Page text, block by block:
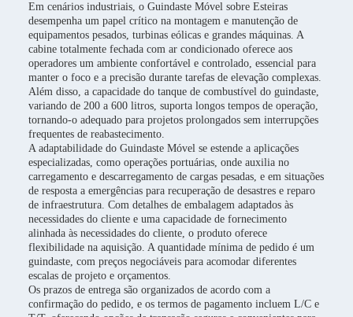
Em cenários industriais, o Guindaste Móvel sobre Esteiras
desempenha um papel crítico na montagem e manutenção de
equipamentos pesados, turbinas eólicas e grandes máquinas. A
cabine totalmente fechada com ar condicionado oferece aos
operadores um ambiente confortável e controlado, essencial para
manter o foco e a precisão durante tarefas de elevação complexas.
Além disso, a capacidade do tanque de combustível do guindaste,
variando de 200 a 600 litros, suporta longos tempos de operação,
tornando-o adequado para projetos prolongados sem interrupções
frequentes de reabastecimento.
A adaptabilidade do Guindaste Móvel se estende a aplicações
especializadas, como operações portuárias, onde auxilia no
carregamento e descarregamento de cargas pesadas, e em situações
de resposta a emergências para recuperação de desastres e reparo
de infraestrutura. Com detalhes de embalagem adaptados às
necessidades do cliente e uma capacidade de fornecimento
alinhada às necessidades do cliente, o produto oferece
flexibilidade na aquisição. A quantidade mínima de pedido é um
guindaste, com preços negociáveis para acomodar diferentes
escalas de projeto e orçamentos.
Os prazos de entrega são organizados de acordo com a
confirmação do pedido, e os termos de pagamento incluem L/C e